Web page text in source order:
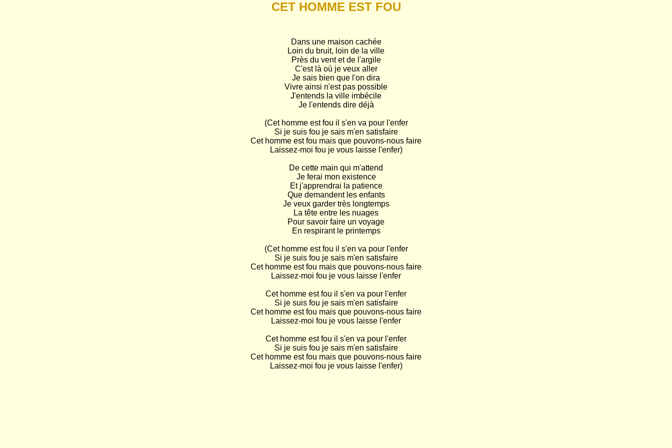
CET HOMME EST FOU
Dans une maison cachée
Loin du bruit, loin de la ville
Près du vent et de l'argile
C'est là où je veux aller
Je sais bien que l'on dira
Vivre ainsi n'est pas possible
J'entends la ville imbécile
Je l'entends dire déjà
(Cet homme est fou il s'en va pour l'enfer
Si je suis fou je sais m'en satisfaire
Cet homme est fou mais que pouvons-nous faire
Laissez-moi fou je vous laisse l'enfer)
De cette main qui m'attend
Je ferai mon existence
Et j'apprendrai la patience
Que demandent les enfants
Je veux garder très longtemps
La tête entre les nuages
Pour savoir faire un voyage
En respirant le printemps
(Cet homme est fou il s'en va pour l'enfer
Si je suis fou je sais m'en satisfaire
Cet homme est fou mais que pouvons-nous faire
Laissez-moi fou je vous laisse l'enfer
Cet homme est fou il s'en va pour l'enfer
Si je suis fou je sais m'en satisfaire
Cet homme est fou mais que pouvons-nous faire
Laissez-moi fou je vous laisse l'enfer
Cet homme est fou il s'en va pour l'enfer
Si je suis fou je sais m'en satisfaire
Cet homme est fou mais que pouvons-nous faire
Laissez-moi fou je vous laisse l'enfer)